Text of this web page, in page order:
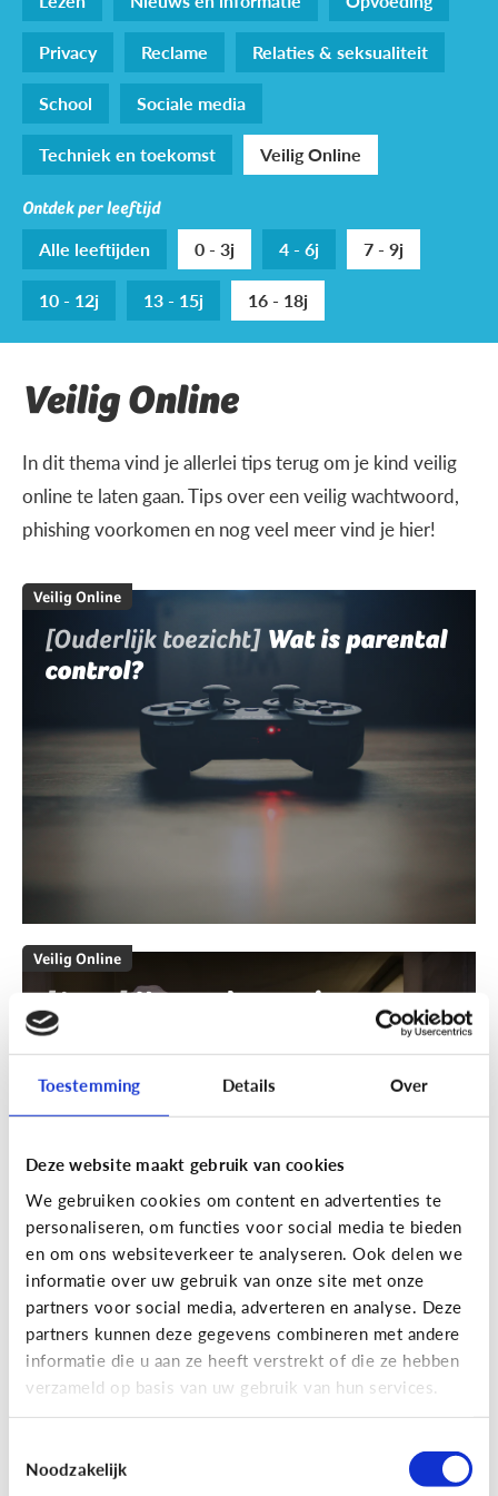
Toestemming Details Over
Deze website maakt gebruik van cookies
We gebruiken cookies om content en advertenties te
personaliseren, om functies voor social media te bieden
en om ons websiteverkeer te analyseren. Ook delen we
informatie over uw gebruik van onze site met onze
partners voor social media, adverteren en analyse. Deze
partners kunnen deze gegevens combineren met andere
informatie die u aan ze heeft verstrekt of die ze hebben
verzameld op basis van uw gebruik van hun services.
Noodzakelijk
Privacy
Reclame
Relaties & seksualiteit
School
Sociale media
Techniek en toekomst
Veilig Online
Ontdek per leeftijd
Alle leeftijden 0 - 3j 4 - 6j
7 - 9j
10 - 12j
13 - 15j 16 - 18j
Veilig Online
In dit thema vind je allerlei tips terug om je kind veilig
online te laten gaan. Tips over een veilig wachtwoord,
phishing voorkomen en nog veel meer vind je hier!
Veilig Online
[Ouderlijk toezicht] Wat is parental
control?
Veilig Online
[Actua]Hoe snel geven jongeren
hun bankkaart in ruil voor geld?
En wat zijn 'geldezels'?
[Hoe werkt het?]Locatiegegevens
delen via de smartphone